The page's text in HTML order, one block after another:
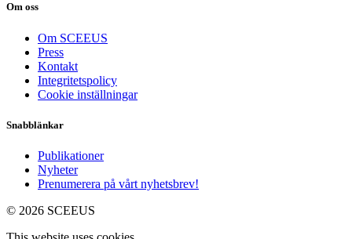
Om oss
Om SCEEUS
Press
Kontakt
Integritetspolicy
Cookie inställningar
Snabblänkar
Publikationer
Nyheter
Prenumerera på vårt nyhetsbrev!
© 2026 SCEEUS